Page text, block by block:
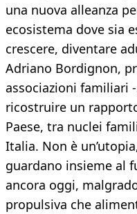
una nuova alleanza
ecosistema dove sia
crescere, diventare
Adriano Bordignon,
associazioni familiari
ricostruire un
Paese, tra nuclei
Italia. Non è
guardano insieme al
ancora oggi,
propulsiva che